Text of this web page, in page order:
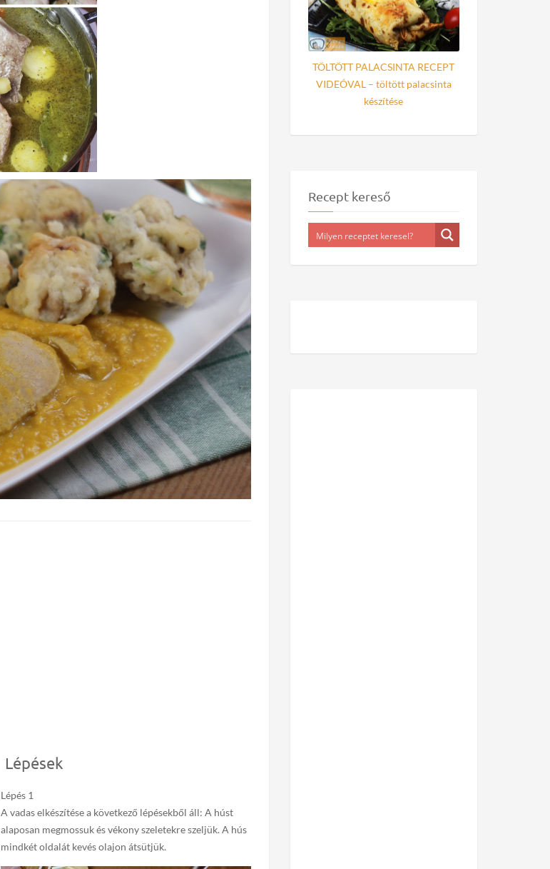
Lépések
Lépés 1
A vadas elkészítése a következő lépésekből áll: A húst
alaposan megmossuk és vékony szeletekre szeljük. A hús
mindkét oldalát kevés olajon átsütjük.
TÖLTÖTT PALACSINTA RECEPT
VIDEÓVAL – töltött palacsinta
készítése
Recept kereső